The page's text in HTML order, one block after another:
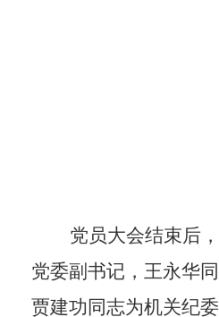
党员大会结束后
党委副书记，王永华
贾建功同志为机关纪